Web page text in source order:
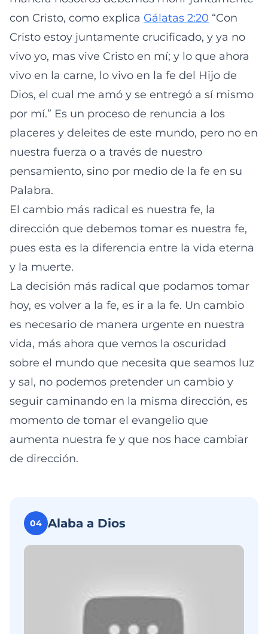
con Cristo, como explica Gálatas 2:20 “Con
Cristo estoy juntamente crucificado, y ya no
vivo yo, mas vive Cristo en mí; y lo que ahora
vivo en la carne, lo vivo en la fe del Hijo de
Dios, el cual me amó y se entregó a sí mismo
por mí.” Es un proceso de renuncia a los
placeres y deleites de este mundo, pero no en
nuestra fuerza o a través de nuestro
pensamiento, sino por medio de la fe en su
Palabra.
El cambio más radical es nuestra fe, la
dirección que debemos tomar es nuestra fe,
pues esta es la diferencia entre la vida eterna
y la muerte.
La decisión más radical que podamos tomar
hoy, es volver a la fe, es ir a la fe. Un cambio
es necesario de manera urgente en nuestra
vida, más ahora que vemos la oscuridad
sobre el mundo que necesita que seamos luz
y sal, no podemos pretender un cambio y
seguir caminando en la misma dirección, es
momento de tomar el evangelio que
aumenta nuestra fe y que nos hace cambiar
de dirección.
04 Alaba a Dios